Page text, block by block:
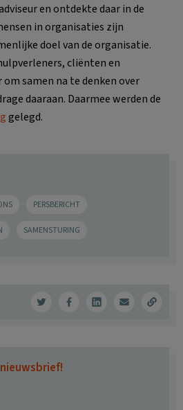
en ontdekte daar in de
in organisaties zijn
doel van de organisatie.
cliënten en
samen na te denken over
daaraan. Daarmee werden de
gelegd.
PERSBERICHT
SAMENSTURING